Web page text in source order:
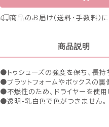
商品のお届け（送料・手数料）
商品説明
●トゥシューズの強度を保ち、長持
●プラットフォームやボックスの裏
●不燃性のため、ドライヤーを使用
●透明-乳白色で色がつきません。